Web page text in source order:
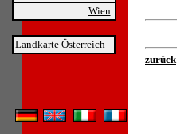
Wien
Landkarte Österreich
zurück